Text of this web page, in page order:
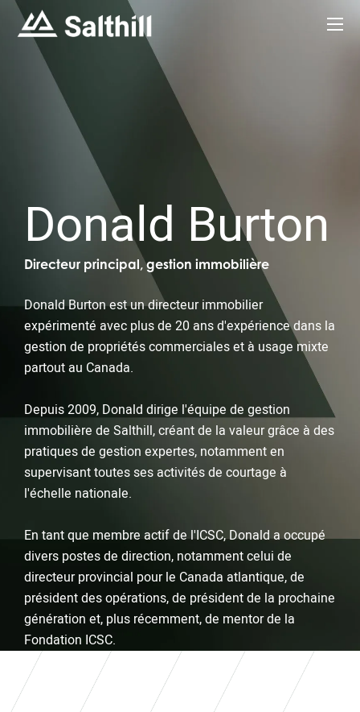
Donald Burton
Directeur principal, gestion immobilière
Donald Burton est un directeur immobilier
expérimenté avec plus de 20 ans d'expérience dans la
gestion de propriétés commerciales et à usage mixte
partout au Canada.
Depuis 2009, Donald dirige l'équipe de gestion
immobilière de Salthill, créant de la valeur grâce à des
pratiques de gestion expertes, notamment en
supervisant toutes ses activités de courtage à
l'échelle nationale.
En tant que membre actif de l'ICSC, Donald a occupé
divers postes de direction, notamment celui de
directeur provincial pour le Canada atlantique, de
président des opérations, de président de la prochaine
génération et, plus récemment, de mentor de la
Fondation ICSC.